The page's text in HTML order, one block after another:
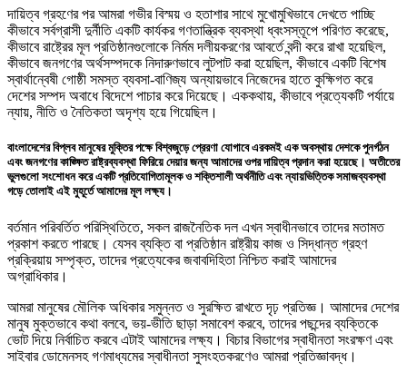
দায়িত্ব গ্রহণের পর আমরা গভীর বিস্ময় ও হতাশার সাথে মুখোমুখিভাবে দেখতে পাচ্ছি
কীভাবে সর্বগ্রাসী দুর্নীতি একটি কার্যকর গণতান্ত্রিক ব্যবস্থা ধ্বংসস্তূপে পরিণত করেছে,
কীভাবে রাষ্ট্রের মূল প্রতিষ্ঠানগুলোকে নির্মম দলীয়করণের আবর্তে বন্দী করে রাখা হয়েছিল,
কীভাবে জনগণের অর্থসম্পদকে নিদারুণভাবে লুটপাট করা হয়েছিল, কীভাবে একটি বিশেষ
স্বার্থান্বেষী গোষ্ঠী সমস্ত ব্যবসা-বাণিজ্য অন্যায়ভাবে নিজেদের হাতে কুক্ষিগত করে
দেশের সম্পদ অবাধে বিদেশে পাচার করে দিয়েছে। এককথায়, কীভাবে প্রত্যেকটি পর্যায়ে
ন্যায়, নীতি ও নৈতিকতা অদৃশ্য হয়ে গিয়েছিল।
বাংলাদেশের বিপ্লব মানুষের মুক্তির পক্ষে বিশ্বজুড়ে প্রেরণা যোগাবে এরকমই এক অবস্থায় দেশকে পুনর্গঠন
এবং জনগণের কাঙ্ক্ষিত রাষ্ট্রব্যবস্থা ফিরিয়ে দেয়ার জন্য আমাদের ওপর দায়িত্ব প্রদান করা হয়েছে। অতীতের
ভুলগুলো সংশোধন করে একটি প্রতিযোগিতামূলক ও শক্তিশালী অর্থনীতি এবং ন্যায়ভিত্তিক সমাজব্যবস্থা
গড়ে তোলাই এই মুহূর্তে আমাদের মূল লক্ষ্য।
বর্তমান পরিবর্তিত পরিস্থিতিতে, সকল রাজনৈতিক দল এখন স্বাধীনভাবে তাদের মতামত
প্রকাশ করতে পারছে। যেসব ব্যক্তি বা প্রতিষ্ঠান রাষ্ট্রীয় কাজ ও সিদ্ধান্ত গ্রহণ
প্রক্রিয়ায় সম্পৃক্ত, তাদের প্রত্যেকের জবাবদিহিতা নিশ্চিত করাই আমাদের
অগ্রাধিকার।
আমরা মানুষের মৌলিক অধিকার সমুন্নত ও সুরক্ষিত রাখতে দৃঢ় প্রতিজ্ঞ। আমাদের দেশের
মানুষ মুক্তভাবে কথা বলবে, ভয়-ভীতি ছাড়া সমাবেশ করবে, তাদের পছন্দের ব্যক্তিকে
ভোট দিয়ে নির্বাচিত করবে এটাই আমাদের লক্ষ্য। বিচার বিভাগের স্বাধীনতা সংরক্ষণ এবং
সাইবার ডোমেনসহ গণমাধ্যমের স্বাধীনতা সুসংহতকরণেও আমরা প্রতিজ্ঞাবদ্ধ।